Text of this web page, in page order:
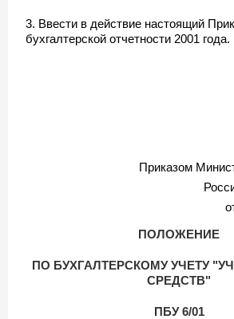
3. Ввести в действие настоящий
бухгалтерской отчетности 2001 года.
Приказом
ПОЛОЖЕНИЕ
ПО БУХГАЛТЕРСКОМУ УЧЕТУ
СРЕДСТВ"
ПБУ 6/01